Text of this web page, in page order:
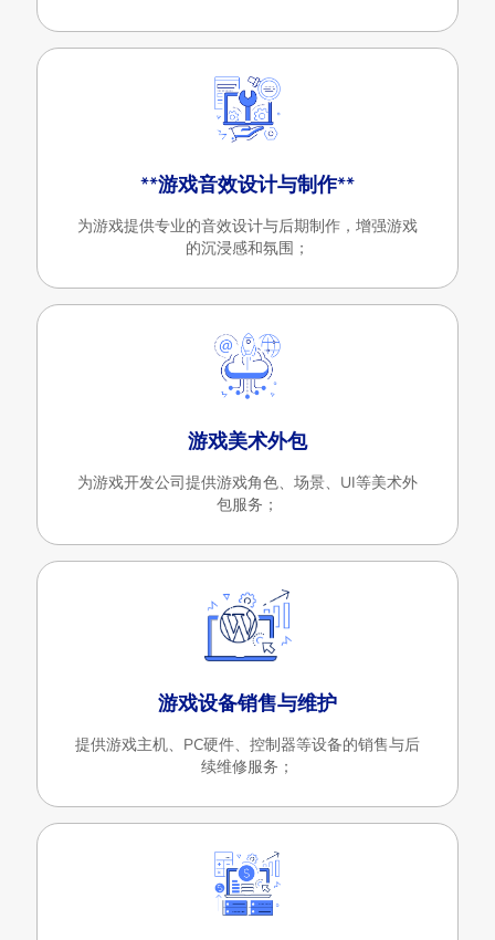
**游戏音效设计与制作**
为游戏提供专业的音效设计与后期制作，增强游戏
的沉浸感和氛围；
游戏美术外包
为游戏开发公司提供游戏角色、场景、UI等美术外
包服务；
游戏设备销售与维护
提供游戏主机、PC硬件、控制器等设备的销售与后
续维修服务；